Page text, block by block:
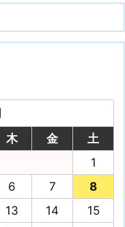
木 金
土
1
6 7
8
13 14
15